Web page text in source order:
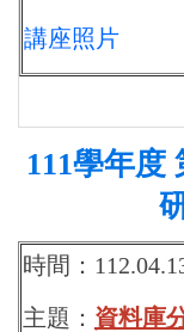
講座照片
111學年度
時間：
主題： 資料庫